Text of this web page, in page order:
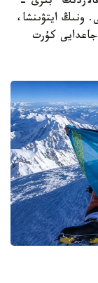
ونىڭ ايتۋىنشا،
جاعدايى كۇرت